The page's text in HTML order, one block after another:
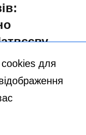
для